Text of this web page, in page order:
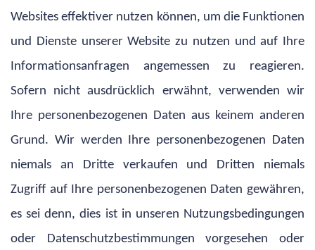
Websites effektiver nutzen können, um die Funktionen
und Dienste unserer Website zu nutzen und auf Ihre
Informationsanfragen angemessen zu reagieren.
Sofern nicht ausdrücklich erwähnt, verwenden wir
Ihre personenbezogenen Daten aus keinem anderen
Grund. Wir werden Ihre personenbezogenen Daten
niemals an Dritte verkaufen und Dritten niemals
Zugriff auf Ihre personenbezogenen Daten gewähren,
es sei denn, dies ist in unseren Nutzungsbedingungen
oder Datenschutzbestimmungen vorgesehen oder